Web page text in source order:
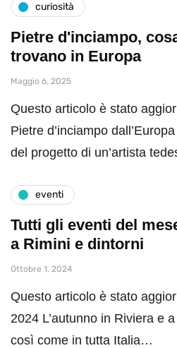
curiosità
Pietre d'inciampo,
trovano in Europa
Maggio 6, 2025
Questo articolo è stato
Pietre d’inciampo
del progetto di un’artista
eventi
Tutti gli eventi del
a Rimini e dintorni
Ottobre 1, 2024
Questo articolo è stato
2024 L’autunno in Riviera e
così come in tutta Italia…